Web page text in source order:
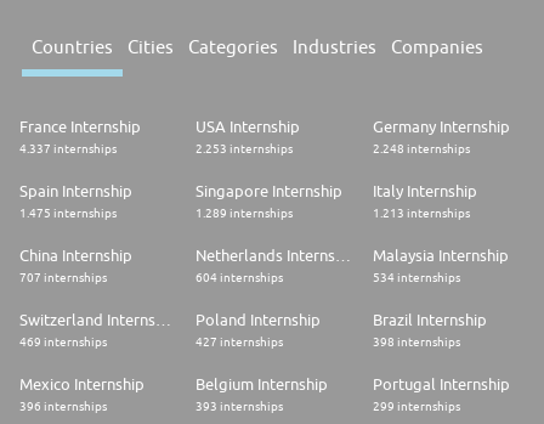
Countries Cities Categories Industries Companies
France Internship
4.337 internships
USA Internship
2.253 internships
Germany Internship
2.248 internships
Spain Internship
1.475 internships
Singapore Internship
1.289 internships
Italy Internship
1.213 internships
China Internship
707 internships 604 internships
Malaysia Internship
534 internships
469 internships
Poland Internship
427 internships
Brazil Internship
398 internships
Mexico Internship
396 internships
Belgium Internship
393 internships
Portugal Internship
299 internships